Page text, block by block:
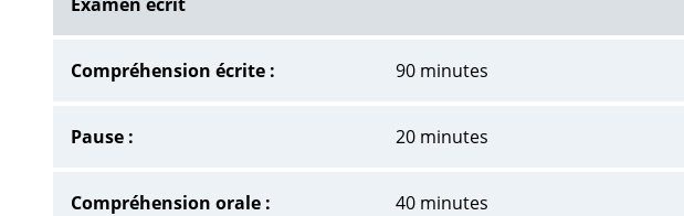
Compréhension écrite : 90 minutes
Pause : 20 minutes
Compréhension orale : 40 minutes